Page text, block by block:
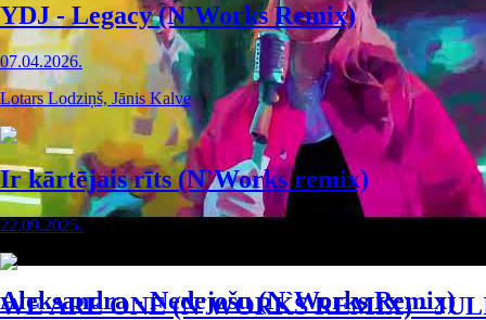
YDJ - Legacy (N`Works Remix)
07.04.2026.
Lotars Lodziņš, Jānis Kalve
Ir kārtējais rīts (N`Works remix)
22.09.2025.
WE ARE ONE (N`WORKS REMIX) -
Aleksandra - Nedejošu (N`Works Remix)